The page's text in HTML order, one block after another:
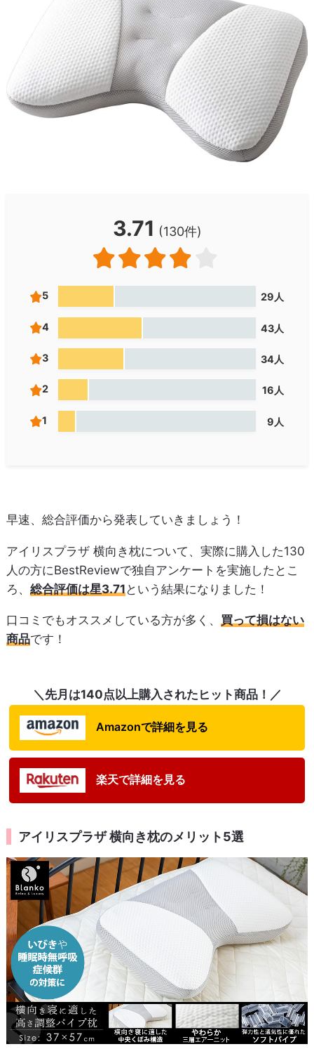
3.71 (130件)
5 29人
4 43人
3 34人
2 16人
1 9人
早速、総合評価から発表していきましょう！
アイリスプラザ 横向き枕について、実際に購入した130
人の方にBestReviewで独自アンケートを実施したとこ
ろ、 総合評価は星3.71という結果になりました！
口コミでもオススメしている方が多く、 買って損はない
商品です！
＼先月は140点以上購入されたヒット商品！／
Amazonで詳細を見る
楽天で詳細を見る
アイリスプラザ 横向き枕のメリット5選